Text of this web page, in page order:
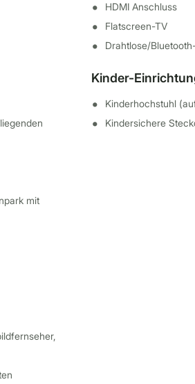
mit
HDMI Anschluss
Flatscreen-TV
Drahtlose/
Kinder-
Kinderhochstuhl
Kindersichere